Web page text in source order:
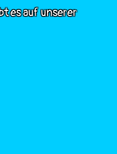
es auf unserer